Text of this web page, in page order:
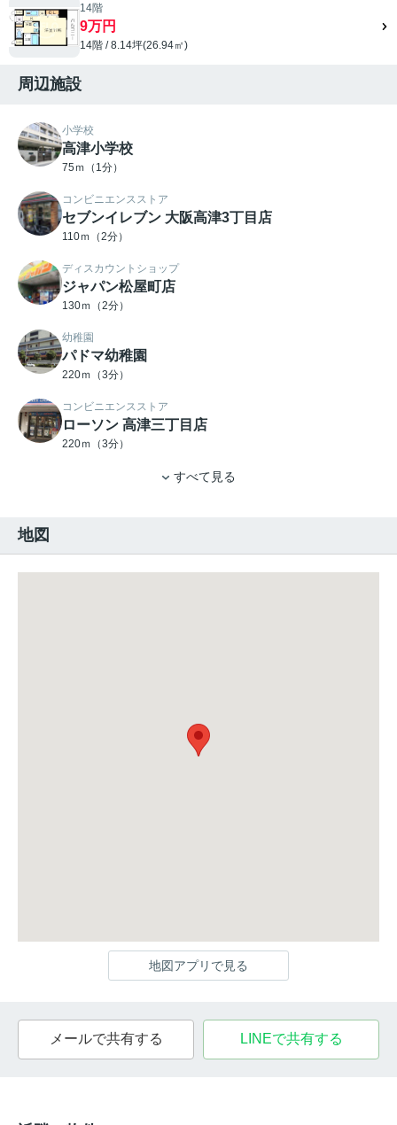
14階
9万円
14階 / 8.14坪(26.94㎡)
周辺施設
小学校
高津小学校
75ｍ（1分）
コンビニエンスストア
セブンイレブン 大阪高津3丁目店
110ｍ（2分）
ディスカウントショップ
ジャパン松屋町店
130ｍ（2分）
幼稚園
パドマ幼稚園
220ｍ（3分）
コンビニエンスストア
ローソン 高津三丁目店
220ｍ（3分）
すべて見る
地図
地図アプリで見る
メールで共有する LINEで共有する